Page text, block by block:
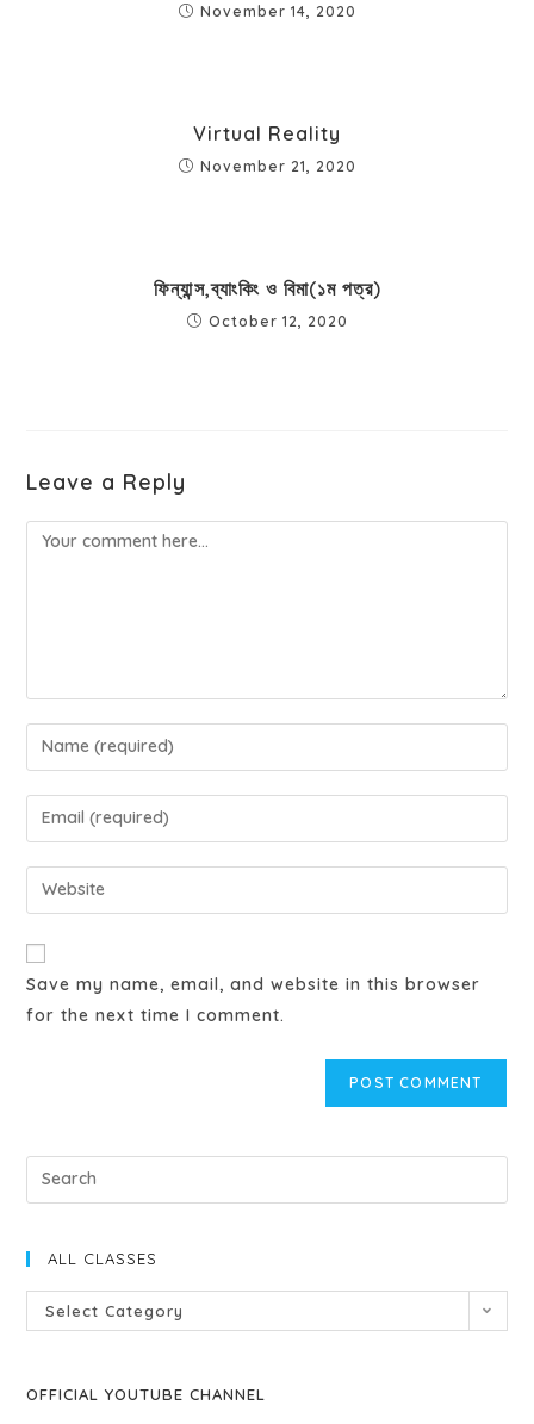
November 14, 2020
Virtual Reality
November 21, 2020
ফিন্যান্স,ব্যাংকিং ও বিমা(১ম পত্র)
October 12, 2020
Leave a Reply
Save my name, email, and website in this browser
for the next time I comment.
ALL CLASSES
Select Category
OFFICIAL YOUTUBE CHANNEL